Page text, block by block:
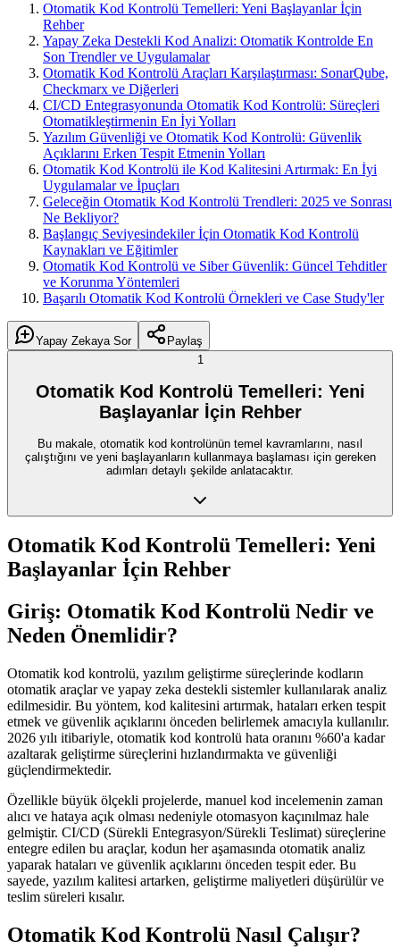
Otomatik Kod Kontrolü Temelleri: Yeni Başlayanlar İçin
Rehber
Yapay Zeka Destekli Kod Analizi: Otomatik Kontrolde En
Son Trendler ve Uygulamalar
Otomatik Kod Kontrolü Araçları Karşılaştırması: SonarQube,
Checkmarx ve Diğerleri
CI/CD Entegrasyonunda Otomatik Kod Kontrolü: Süreçleri
Otomatikleştirmenin En İyi Yolları
Yazılım Güvenliği ve Otomatik Kod Kontrolü: Güvenlik
Açıklarını Erken Tespit Etmenin Yolları
Otomatik Kod Kontrolü ile Kod Kalitesini Artırmak: En İyi
Uygulamalar ve İpuçları
Geleceğin Otomatik Kod Kontrolü Trendleri: 2025 ve Sonrası
Ne Bekliyor?
Başlangıç Seviyesindekiler İçin Otomatik Kod Kontrolü
Kaynakları ve Eğitimler
Otomatik Kod Kontrolü ve Siber Güvenlik: Güncel Tehditler
ve Korunma Yöntemleri
Başarılı Otomatik Kod Kontrolü Örnekleri ve Case Study'ler
Yapay Zekaya Sor
Paylaş
1
Otomatik Kod Kontrolü Temelleri: Yeni
Başlayanlar İçin Rehber
Bu makale, otomatik kod kontrolünün temel kavramlarını, nasıl
çalıştığını ve yeni başlayanların kullanmaya başlaması için gereken
adımları detaylı şekilde anlatacaktır.
Otomatik Kod Kontrolü Temelleri: Yeni
Başlayanlar İçin Rehber
Giriş: Otomatik Kod Kontrolü Nedir ve
Neden Önemlidir?
Otomatik kod kontrolü, yazılım geliştirme süreçlerinde kodların
otomatik araçlar ve yapay zeka destekli sistemler kullanılarak analiz
edilmesidir. Bu yöntem, kod kalitesini artırmak, hataları erken tespit
etmek ve güvenlik açıklarını önceden belirlemek amacıyla kullanılır.
2026 yılı itibariyle, otomatik kod kontrolü hata oranını %60'a kadar
azaltarak geliştirme süreçlerini hızlandırmakta ve güvenliği
güçlendirmektedir.
Özellikle büyük ölçekli projelerde, manuel kod incelemenin zaman
alıcı ve hataya açık olması nedeniyle otomasyon kaçınılmaz hale
gelmiştir. CI/CD (Sürekli Entegrasyon/Sürekli Teslimat) süreçlerine
entegre edilen bu araçlar, kodun her aşamasında otomatik analiz
yaparak hataları ve güvenlik açıklarını önceden tespit eder. Bu
sayede, yazılım kalitesi artarken, geliştirme maliyetleri düşürülür ve
teslim süreleri kısalır.
Otomatik Kod Kontrolü Nasıl Çalışır?